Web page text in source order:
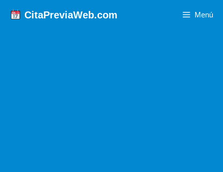
CitaPreviaWeb.com Menú